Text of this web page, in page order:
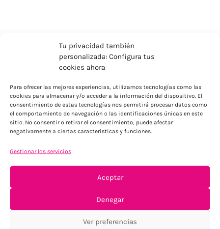
Tu privacidad también
personalizada: Configura tus
cookies ahora
Para ofrecer las mejores experiencias, utilizamos tecnologías como las
cookies para almacenar y/o acceder a la información del dispositivo. El
consentimiento de estas tecnologías nos permitirá procesar datos como
el comportamiento de navegación o las identificaciones únicas en este
sitio. No consentir o retirar el consentimiento, puede afectar
negativamente a ciertas características y funciones.
Gestionar los servicios
Aceptar
Denegar
Ver preferencias
ENVÍOS ECONÓMICOS